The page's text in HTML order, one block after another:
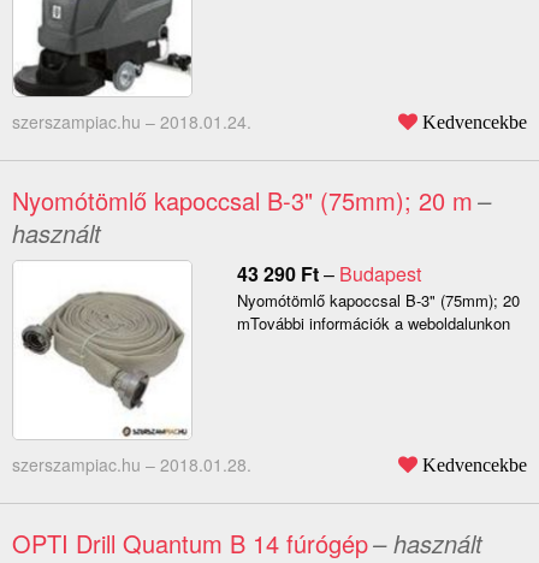
szerszampiac.hu – 2018.01.24. Kedvencekbe
Nyomótömlő kapoccsal B-3" (75mm); 20 m–
használt
43 290 Ft– Budapest
Nyomótömlő kapoccsal B-3" (75mm); 20
mTovábbi információk a weboldalunkon
szerszampiac.hu – 2018.01.28. Kedvencekbe
OPTI Drill Quantum B 14 fúrógép– használt